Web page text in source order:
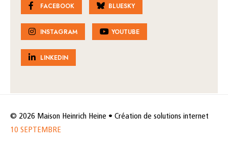
FACEBOOK BLUESKY
INSTAGRAM YOUTUBE
LINKEDIN
© 2026 Maison Heinrich Heine • Création de solutions internet
10 SEPTEMBRE